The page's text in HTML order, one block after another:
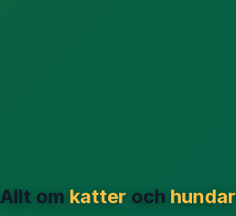
Allt om katter och hundar